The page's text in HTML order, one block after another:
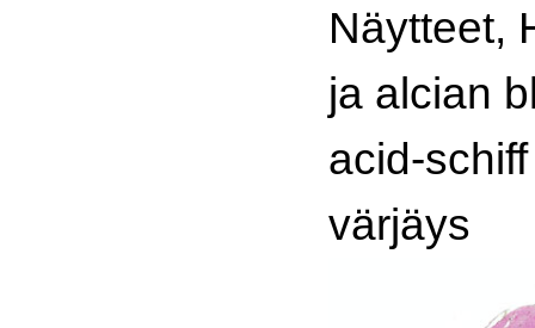
Näytteet,
ja alcian
acid-
värjäys